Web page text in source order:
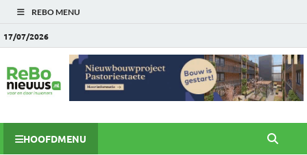
REBO MENU
17/07/2026
HOOFDMENU